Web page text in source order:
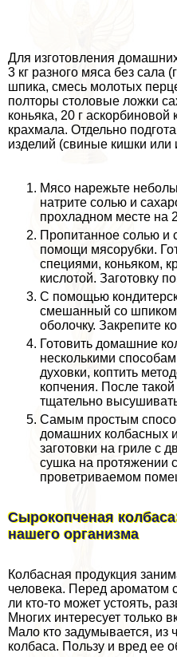
Для изготовления
3 кг разного мяса без сала
шпика, смесь молотых
полторы столовые ложки
коньяка, 20 г
крахмала. Отдельно
изделий (свиные кишки или
Мясо нарежьте
натрите солью и
прохладном месте на
Пропитанное солью и
помощи мясорубки.
специями, коньяком,
кислотой. Заготовку
С помощью
смешанный со
оболочку. Закрепите
Готовить домашние
несколькими
духовки, коптить
копчения. После
тщательно
Самым простым
домашних колбасных
заготовки на гриле с
сушка на протяжении
проветриваемом
Сырокопченая
нашего организма
Колбасная продукция
человека. Перед ароматом
ли кто-то может устоять,
Многих интересует только
Мало кто задумывается, из
колбаса. Пользу и вред ее